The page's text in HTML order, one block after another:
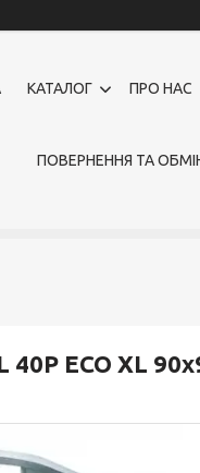
КАТАЛОГ ПРО НАС
ПОВЕРНЕННЯ ТА
ECO XL